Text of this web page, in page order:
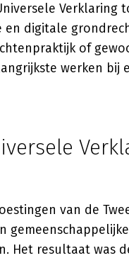
Verklaring
en digitale
of
werken bij
van de
Het resultaat was